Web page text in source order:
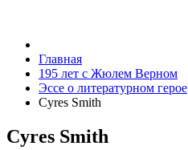
Главная
195 лет с Жюлем Верном
Эссе о литературном герое
Cyres Smith
Cyres Smith